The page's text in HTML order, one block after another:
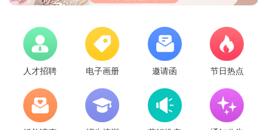
人才招聘 电子画册 邀请函 节日热点